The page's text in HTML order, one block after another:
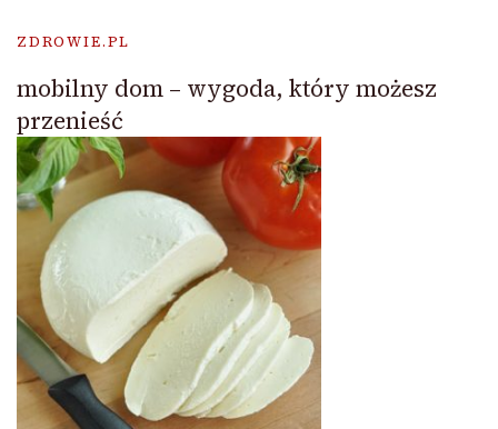
ZDROWIE.PL
mobilny dom – wygoda, który możesz
przenieść